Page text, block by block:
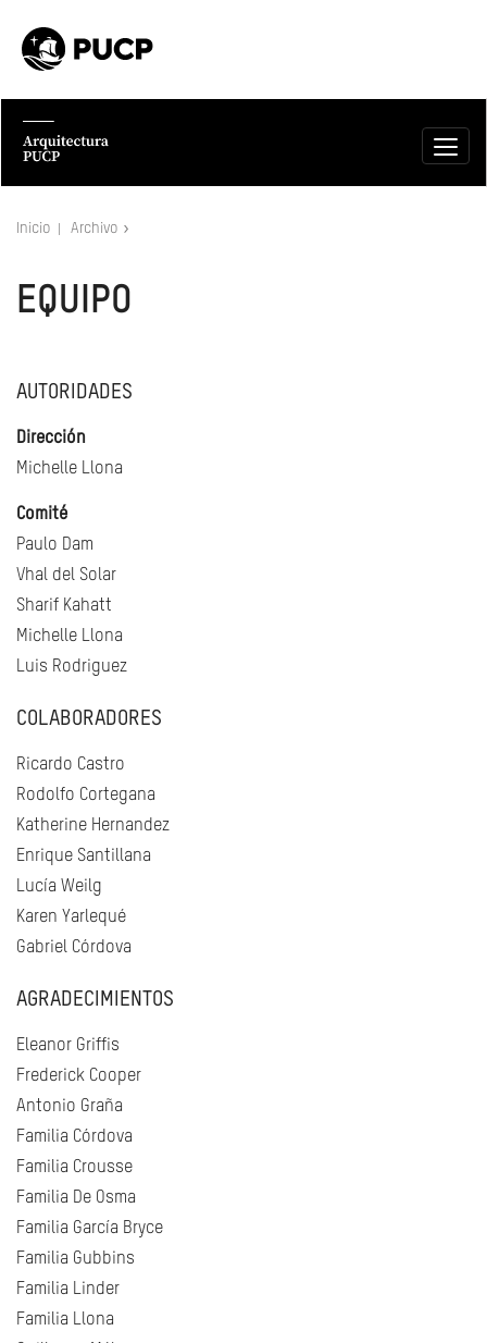
Inicio Archivo
EQUIPO
AUTORIDADES
Dirección
Michelle Llona
Comité
Paulo Dam
Vhal del Solar
Sharif Kahatt
Michelle Llona
Luis Rodriguez
COLABORADORES
Ricardo Castro
Rodolfo Cortegana
Katherine Hernandez
Enrique Santillana
Lucía Weilg
Karen Yarlequé
Gabriel Córdova
AGRADECIMIENTOS
Eleanor Griffis
Frederick Cooper
Antonio Graña
Familia Córdova
Familia Crousse
Familia De Osma
Familia García Bryce
Familia Gubbins
Familia Linder
Familia Llona